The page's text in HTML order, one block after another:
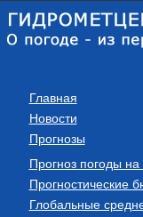
Главная
Новости
Прогнозы
Прогноз погоды
Прогностические
Глобальные